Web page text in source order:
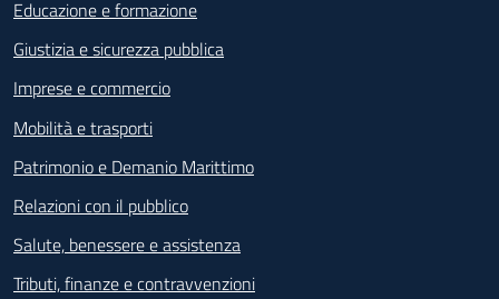
Educazione e formazione
Giustizia e sicurezza pubblica
Imprese e commercio
Mobilità e trasporti
Patrimonio e Demanio Marittimo
Relazioni con il pubblico
Salute, benessere e assistenza
Tributi, finanze e contravvenzioni